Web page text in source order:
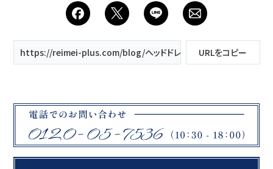
https://reimei-plus.com/blog/ヘッドドレス入荷いたしました！/
URLをコピー